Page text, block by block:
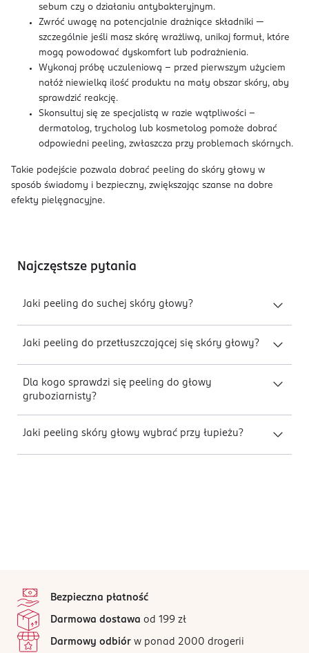
sebum czy o działaniu antybakteryjnym.
Zwróć uwagę na potencjalnie drażniące składniki —
szczególnie jeśli masz skórę wrażliwą, unikaj formuł, które
mogą powodować dyskomfort lub podrażnienia.
Wykonaj próbę uczuleniową - przed pierwszym użyciem
nałóż niewielką ilość produktu na mały obszar skóry, aby
sprawdzić reakcję.
Skonsultuj się ze specjalistą w razie wątpliwości -
dermatolog, trycholog lub kosmetolog pomoże dobrać
odpowiedni peeling, zwłaszcza przy problemach skórnych.
Takie podejście pozwala dobrać peeling do skóry głowy w
sposób świadomy i bezpieczny, zwiększając szanse na dobre
efekty pielęgnacyjne.
Najczęstsze pytania
Jaki peeling do suchej skóry głowy?
Jaki peeling do przetłuszczającej się skóry głowy?
Dla kogo sprawdzi się peeling do głowy
gruboziarnisty?
Jaki peeling skóry głowy wybrać przy łupieżu?
Bezpieczna płatność
Darmowa dostawa od 199 zł
Darmowy odbiór w ponad 2000 drogerii